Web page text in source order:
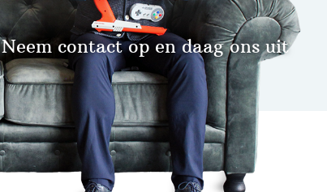
Neem contact op en daag ons uit